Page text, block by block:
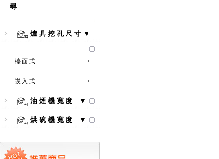
尋
爐 具 挖 孔 尺 寸 ▼
檯 面 式
崁 入 式
油 煙 機 寬 度 ▼
烘 碗 機 寬 度 ▼
彩焱系列 檯面式彩焱不銹鋼雙
口爐